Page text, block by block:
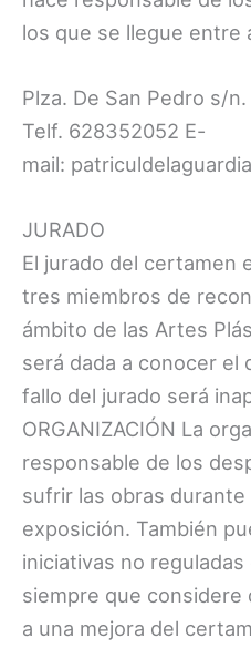
los que se llegue entre
Plza. De San Pedro s/
Telf. 628352052 E-
mail:
JURADO
El jurado del certamen
tres miembros de
ámbito de las Artes
será dada a conocer el
fallo del jurado será
ORGANIZACIÓN La
responsable de los
sufrir las obras
exposición. También
iniciativas no
siempre que
a una mejora del